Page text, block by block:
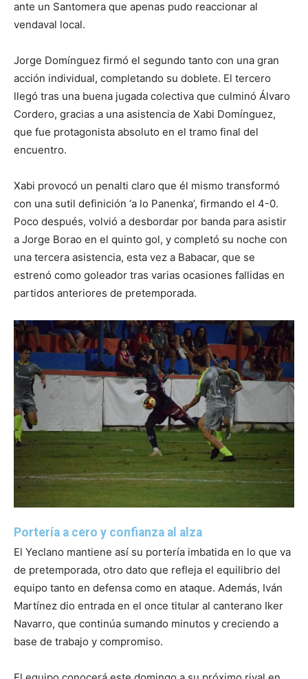
ante un Santomera que apenas pudo reaccionar al
vendaval local.
Jorge Domínguez firmó el segundo tanto con una gran
acción individual, completando su doblete. El tercero
llegó tras una buena jugada colectiva que culminó Álvaro
Cordero, gracias a una asistencia de Xabi Domínguez,
que fue protagonista absoluto en el tramo final del
encuentro.
Xabi provocó un penalti claro que él mismo transformó
con una sutil definición ‘a lo Panenka’, firmando el 4-0.
Poco después, volvió a desbordar por banda para asistir
a Jorge Borao en el quinto gol, y completó su noche con
una tercera asistencia, esta vez a Babacar, que se
estrenó como goleador tras varias ocasiones fallidas en
partidos anteriores de pretemporada.
Portería a cero y confianza al alza
El Yeclano mantiene así su portería imbatida en lo que va
de pretemporada, otro dato que refleja el equilibrio del
equipo tanto en defensa como en ataque. Además, Iván
Martínez dio entrada en el once titular al canterano Iker
Navarro, que continúa sumando minutos y creciendo a
base de trabajo y compromiso.